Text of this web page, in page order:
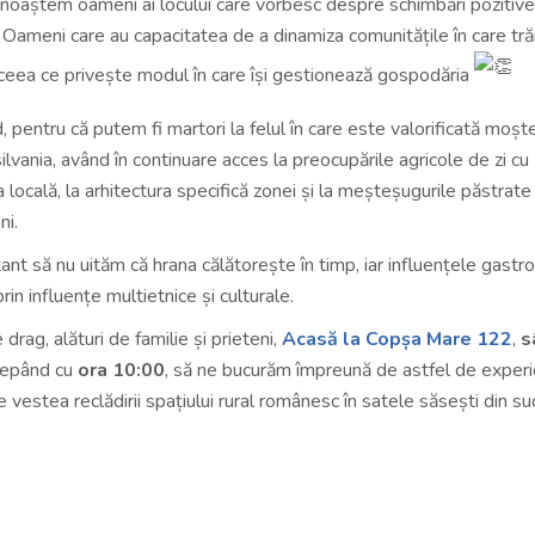
care au capacitatea de a dinamiza comunitățile în care
ce privește modul în care își gestionează gospodăria
pentru că putem fi martori la felul în care este valorificată
având în continuare acces la preocupările agricole de zi cu
locală, la arhitectura specifică zonei și la meșteșugurile
să nu uităm că hrana călătorește în timp, iar influențele
influențe multietnice și culturale.
drag, alături de familie și prieteni, Acasă la Copșa Mare 122,
cu ora 10:00, să ne bucurăm împreună de astfel de
vestea reclădirii spațiului rural românesc în satele săsești din